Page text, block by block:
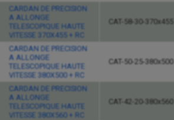
CARDAN DE PRECISION
A ALLONGE
TELESCOPIQUE HAUTE
VITESSE 370X455 + RC
CAT-58-30-370x455
CARDAN DE PRECISION
A ALLONGE
TELESCOPIQUE HAUTE
VITESSE 380X500 + RC
CAT-50-25-380x500
CARDAN DE PRECISION
A ALLONGE
TELESCOPIQUE HAUTE
VITESSE 380X560 + RC
CAT-42-20-380x560